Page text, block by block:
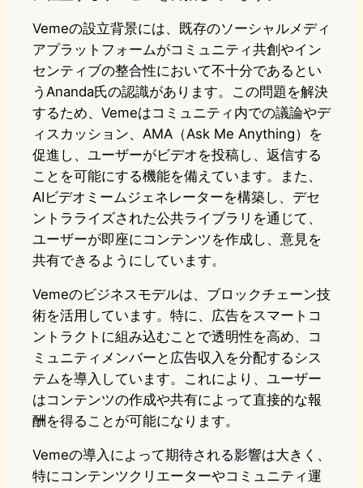
Vemeの設立背景には、既存のソーシャルメディ
アプラットフォームがコミュニティ共創やイン
センティブの整合性において不十分であるとい
うAnanda氏の認識があります。この問題を解決
するため、Vemeはコミュニティ内での議論やデ
ィスカッション、AMA（Ask Me Anything）を
促進し、ユーザーがビデオを投稿し、返信する
ことを可能にする機能を備えています。また、
AIビデオミームジェネレーターを構築し、デセ
ントラライズされた公共ライブラリを通じて、
ユーザーが即座にコンテンツを作成し、意見を
共有できるようにしています。
Vemeのビジネスモデルは、ブロックチェーン技
術を活用しています。特に、広告をスマートコ
ントラクトに組み込むことで透明性を高め、コ
ミュニティメンバーと広告収入を分配するシス
テムを導入しています。これにより、ユーザー
はコンテンツの作成や共有によって直接的な報
酬を得ることが可能になります。
Vemeの導入によって期待される影響は大きく、
特にコンテンツクリエーターやコミュニティ運